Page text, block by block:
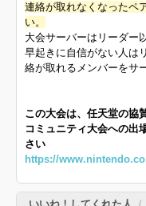
連絡が取れなくなったペ
い。
大会サーバーはリーダー
早起きに自信がない人は
絡が取れるメンバーをサ
この大会は、任天堂の協
コミュニティ大会への出
さい
https://